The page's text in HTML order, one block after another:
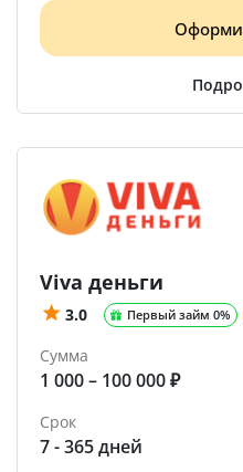
Viva деньги
3.0 Первый займ 0%
Сумма
1 000 – 100 000 ₽
Срок
7 - 365 дней